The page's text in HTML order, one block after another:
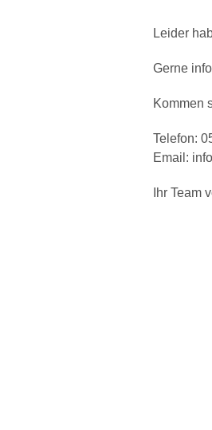
Leider
Gerne
Kommen
Telefon:
Email:
Ihr Team